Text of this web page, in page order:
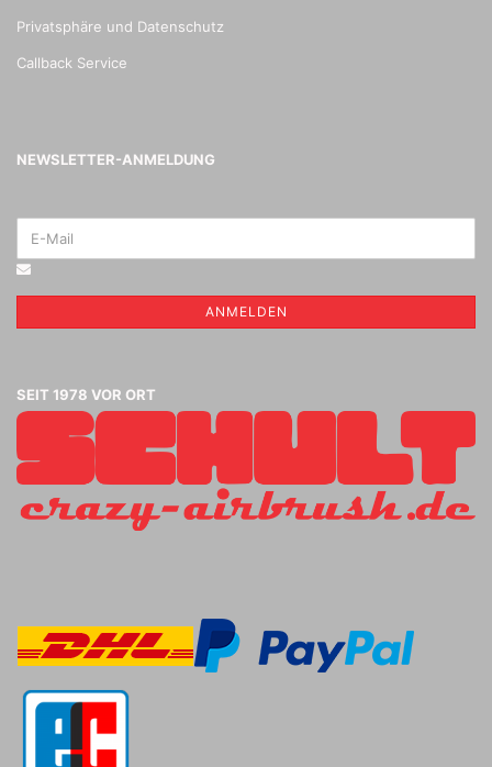
Privatsphäre und Datenschutz
Callback Service
NEWSLETTER-ANMELDUNG
ANMELDEN
SEIT 1978 VOR ORT